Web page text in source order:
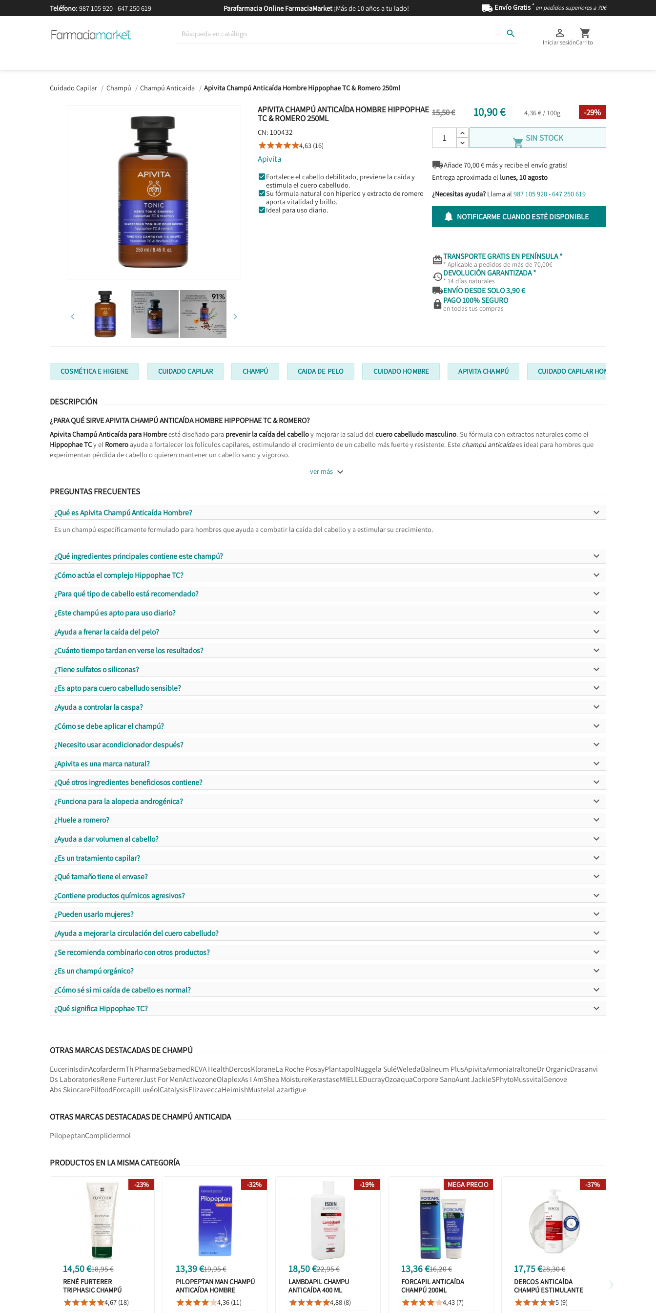
Teléfono: 987 105 920-647 250 619 Parafarmacia Online FarmaciaMarket¡Más de 10 años a tu lado!  Envío Gratis * en pedidos superiores a 70€
 
Iniciar sesión

Carrito
Cuidado Capilar Champú Champú Anticaida Apivita Champú Anticaída Hombre Hippophae TC & Romero 250ml
 
APIVITA CHAMPÚ ANTICAÍDA HOMBRE HIPPOPHAE
TC & ROMERO 250ML
CN: 100432
4,63 (16)
Apivita
Fortalece el cabello debilitado, previene la caída y
estimula el cuero cabelludo.
Su fórmula natural con hiperico y extracto de romero
aporta vitalidad y brillo.
Ideal para uso diario.
15,50 € 10,90 € 4,36 € / 100g -29%
 SIN STOCK
Añade70,00€ más y recibe el envío gratis!
Entrega aproximada el lunes, 10 agosto
¿Necesitas ayuda? Llama al 987 105 920-647 250 619
 NOTIFICARME CUANDO ESTÉ DISPONIBLE
TRANSPORTE GRATIS EN PENÍNSULA *
* Aplicable a pedidos de más de 70,00€
DEVOLUCIÓN GARANTIZADA *
* 14 días naturales
ENVÍO DESDE SOLO 3,90 €
 PAGO 100% SEGURO
en todas tus compras
COSMÉTICA E HIGIENE CUIDADO CAPILAR CHAMPÚ CAIDA DE PELO CUIDADO HOMBRE APIVITA CHAMPÚ CUIDADO CAPILAR HOMBRES
DESCRIPCIÓN
¿PARA QUÉ SIRVE APIVITA CHAMPÚ ANTICAÍDA HOMBRE HIPPOPHAE TC & ROMERO?
Apivita Champú Anticaída para Hombreestá diseñado para prevenir la caída del cabelloy mejorar la salud del cuero cabelludo masculino. Su fórmula con extractos naturales como el
Hippophae TCy el Romeroayuda a fortalecer los folículos capilares, estimulando el crecimiento de un cabello más fuerte y resistente. Este champú anticaídaes ideal para hombres que
experimentan pérdida de cabello o quieren mantener un cabello sano y vigoroso.
ver más 
PREGUNTAS FRECUENTES
¿Qué es Apivita Champú Anticaída Hombre? 
Es un champú específicamente formulado para hombres que ayuda a combatir la caída del cabello y a estimular su crecimiento.
¿Qué ingredientes principales contiene este champú? 
¿Cómo actúa el complejo Hippophae TC? 
¿Para qué tipo de cabello está recomendado? 
¿Este champú es apto para uso diario? 
¿Ayuda a frenar la caída del pelo? 
¿Cuánto tiempo tardan en verse los resultados? 
¿Tiene sulfatos o siliconas? 
¿Es apto para cuero cabelludo sensible? 
¿Ayuda a controlar la caspa? 
¿Cómo se debe aplicar el champú? 
¿Necesito usar acondicionador después? 
¿Apivita es una marca natural? 
¿Qué otros ingredientes beneficiosos contiene? 
¿Funciona para la alopecia androgénica? 
¿Huele a romero? 
¿Ayuda a dar volumen al cabello? 
¿Es un tratamiento capilar? 
¿Qué tamaño tiene el envase? 
¿Contiene productos químicos agresivos? 
¿Pueden usarlo mujeres? 
¿Ayuda a mejorar la circulación del cuero cabelludo? 
¿Se recomienda combinarlo con otros productos? 
¿Es un champú orgánico? 
¿Cómo sé si mi caída de cabello es normal? 
¿Qué significa Hippophae TC? 
OTRAS MARCAS DESTACADAS DE CHAMPÚ
EucerinIsdinAcofardermTh PharmaSebamedREVA HealthDercosKloraneLa Roche PosayPlantapolNuggela SuléWeledaBalneum PlusApivitaArmoniaIraltoneDr OrganicDrasanvi
Ds LaboratoriesRene FurtererJust For MenActivozoneOlaplexAs I AmShea MoistureKerastaseMIELLEDucrayOzoaquaCorpore SanoAunt JackieSPhytoMussvitalGenove
Abs SkincarePilfoodForcapilLuxéolCatalysisElizaveccaHeimishMustelaLazartigue
OTRAS MARCAS DESTACADAS DE CHAMPÚ ANTICAIDA
PilopeptanComplidermol
PRODUCTOS EN LA MISMA CATEGORÍA
14,50 €18,95 €
RENÉ FURTERER
TRIPHASIC CHAMPÚ
ANTICAÍDA ESTIMULANTE
200ML
4,67 (18)
-23%
13,39 €19,95 €
PILOPEPTAN MAN CHAMPÚ
ANTICAÍDA HOMBRE
250ML
4,36 (11)
-32%
18,50 €22,95 €
LAMBDAPIL CHAMPU
ANTICAÍDA 400 ML
4,88 (8)
-19%
13,36 €16,20 €
FORCAPIL ANTICAÍDA
CHAMPÚ 200ML
ARKOPHARMA
4,43 (7)
MEGA PRECIO
17,75 €28,30 €
DERCOS ANTICAÍDA
CHAMPÚ ESTIMULANTE
AMINEXIL 400 ML
5 (9)
-37%
›